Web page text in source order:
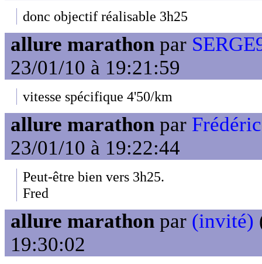
donc objectif réalisable 3h25
allure marathon par
23/01/10 à 19:21:59
vitesse spécifique 4'50/km
allure marathon par
23/01/10 à 19:22:44
Peut-être bien vers 3h25.
Fred
allure marathon par (invité)
19:30:02